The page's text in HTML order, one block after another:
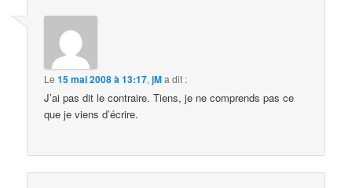
Le15 mai 2008 à 13:17,jMa dit :
J’ai pas dit le contraire. Tiens, je ne comprends pas ce
que je viens d’écrire.